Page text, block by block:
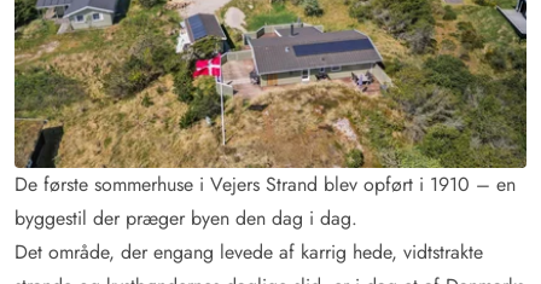
De første sommerhuse i Vejers Strand blev opført i 1910 – en
byggestil der præger byen den dag i dag.
Det område, der engang levede af karrig hede, vidtstrakte